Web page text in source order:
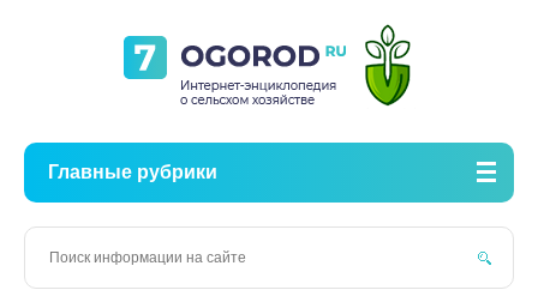
Главные рубрики